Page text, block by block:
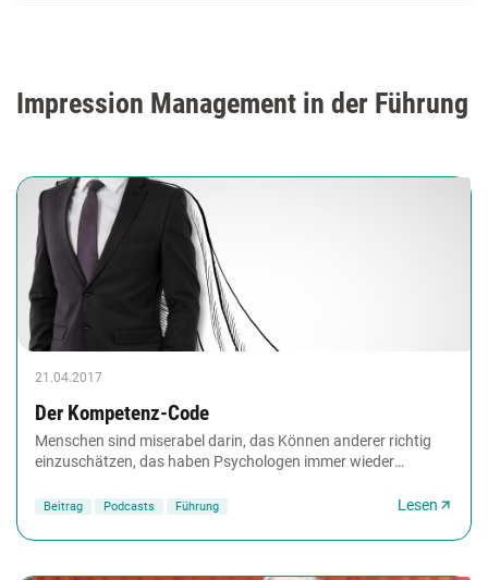
Impression Management in der Führung
21.04.2017
Der Kompetenz-Code
Menschen sind miserabel darin, das Können anderer richtig
einzuschätzen, das haben Psychologen immer wieder
Beitrag Podcasts Führung Lesen